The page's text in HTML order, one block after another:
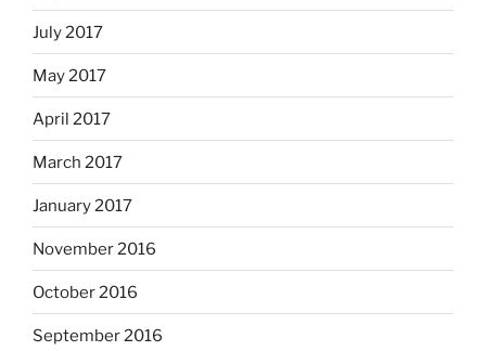
July 2017
May 2017
April 2017
March 2017
January 2017
November 2016
October 2016
September 2016